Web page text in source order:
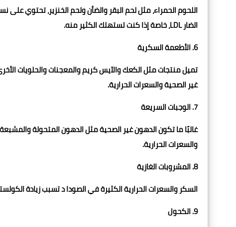
اللحوم الحمراء، مثل لحم البقر والضأن ولحم الخنزير، تحتوي
الضار LDL، خاصة إذا كنت تستهلك الكثير منه.
6. الأطعمة السكرية
تميل منتجات مثل الكعك والآيس كريم والمعجنات والحلويات
غير الصحية والسعرات الحرارية.
7. الوجبات السريعة
غالبًا ما تكون الدهون غير الصحية مثل الدهون المتحولة
والسعرات الحرارية.
8. المشروبات الغازية
السكر والسعرات الحرارية الكثيرة في الصودا د تسبب زيادة
9. الكحول